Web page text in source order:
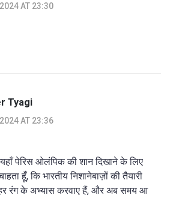
AT 23:30
Tyagi
AT 23:36
पेरिस ओलंपिक की शान दिखाने के लिए
हूँ, कि भारतीय निशानेबाज़ों की तैयारी
रंग के अभ्यास करवाए हैं, और अब समय आ